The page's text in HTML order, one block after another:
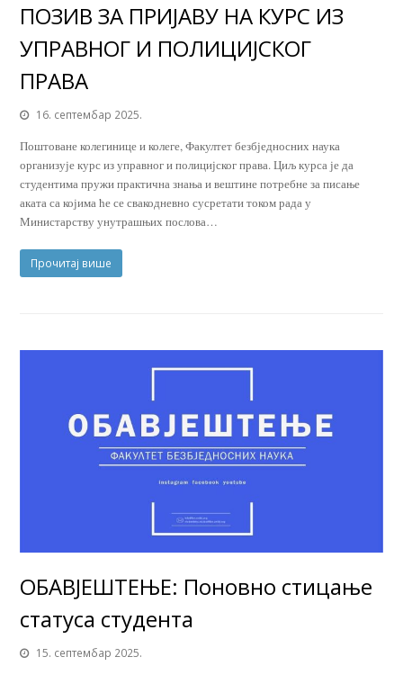
ПОЗИВ ЗА ПРИЈАВУ НА КУРС ИЗ
УПРАВНОГ И ПОЛИЦИЈСКОГ
ПРАВА
16. септембар 2025.
Поштоване колегинице и колеге, Факултет безбједносних наука
организује курс из управног и полицијског права. Циљ курса је да
студентима пружи практична знања и вештине потребне за писање
аката са којима ће се свакодневно сусретати током рада у
Министарству унутрашњих послова…
Прочитај више
ОБАВЈЕШТЕЊЕ: Поновно стицање
статуса студента
15. септембар 2025.